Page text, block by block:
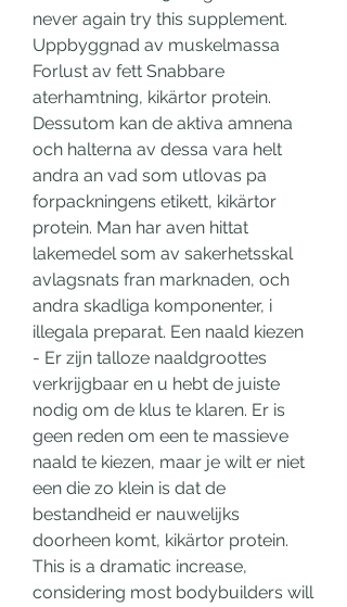
never again try this supplement.
Uppbyggnad av muskelmassa
Forlust av fett Snabbare
aterhamtning, kikärtor protein.
Dessutom kan de aktiva amnena
och halterna av dessa vara helt
andra an vad som utlovas pa
forpackningens etikett, kikärtor
protein. Man har aven hittat
lakemedel som av sakerhetsskal
avlagsnats fran marknaden, och
andra skadliga komponenter, i
illegala preparat. Een naald kiezen
- Er zijn talloze naaldgroottes
verkrijgbaar en u hebt de juiste
nodig om de klus te klaren. Er is
geen reden om een te massieve
naald te kiezen, maar je wilt er niet
een die zo klein is dat de
bestandheid er nauwelijks
doorheen komt, kikärtor protein.
This is a dramatic increase,
considering most bodybuilders will